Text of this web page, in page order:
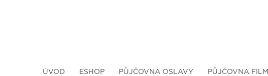
ÚVOD ESHOP PŮJČOVNA OSLAVY PŮJČOVNA FILM